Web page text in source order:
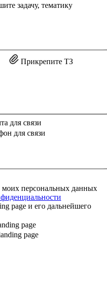
задачу, тематику
Прикрепите ТЗ
для связи
для связи
моих персональных данных
page и его дальнейшего
page
page